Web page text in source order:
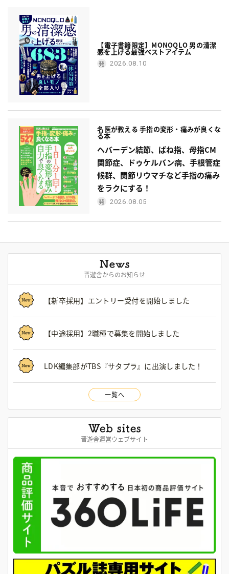
【電子書籍限定】MONOQLO 男の清潔
感を上げる最強ベストアイテム
2026.08.10
名医が教える 手指の変形・痛みが良くな
る本
ヘバーデン結節、ばね指、母指CM
関節症、ドゥケルバン病、手根管症
候群、関節リウマチなど手指の痛み
をラクにする！
2026.08.05
晋遊舎からのお知らせ
【新卒採用】エントリー受付を開始しました
【中途採用】2職種で募集を開始しました
LDK編集部がTBS『サタプラ』に出演しました！
一覧へ
晋遊舎運営ウェブサイト